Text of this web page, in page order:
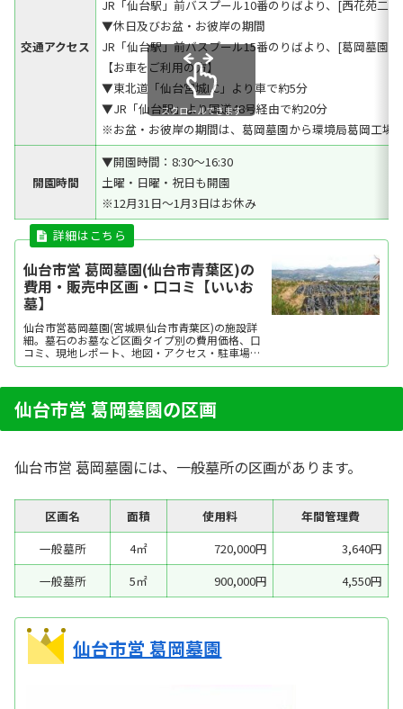
交通アクセス
JR「仙台駅」前バスプール10番のりばより、[西花苑二
▼休日及びお盆・お彼岸の期間
JR「仙台駅」前バスプール15番のりばより、[葛岡墓園
【お車をご利用の方】
▼東北道「仙台宮城I.C」より車で約5分
▼JR「仙台駅」より国道48号経由で約20分
※お盆・お彼岸の期間は、葛岡墓園から環境局葛岡工場
開園時間
▼開園時間：8:30～16:30
土曜・日曜・祝日も開園
※12月31日～1月3日はお休み
スクロールできます
仙台市営 葛岡墓園(仙台市青葉区)の
費用・販売中区画・口コミ【いいお
墓】
仙台市営葛岡墓園(宮城県仙台市青葉区)の施設詳
細。墓石のお墓など区画タイプ別の費用価格、口
コミ、現地レポート、地図・アクセス・駐車場情
報などを掲載。霊園・墓地をお探しなら日本最大
ださい。資料請求・見学予約・お墓の相談はすべ
て無料！建墓のポイント、石材店の選び方など、
お墓探しに...
仙台市営 葛岡墓園の区画
仙台市営 葛岡墓園には、一般墓所の区画があります。
区画名 面積 使用料
年間管理費
一般墓所
4㎡ 720,000円
3,640円
一般墓所
5㎡ 900,000円 4,550円
仙台市営 葛岡墓園